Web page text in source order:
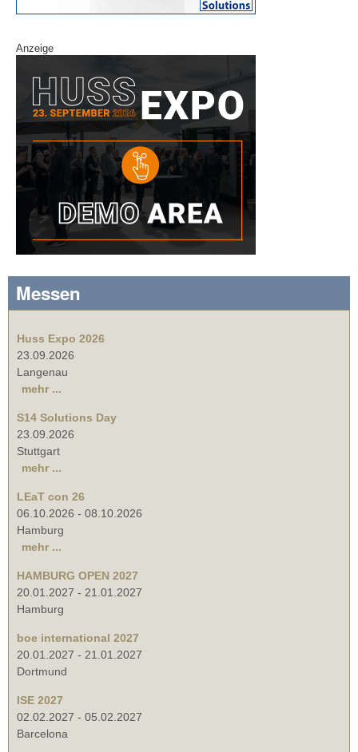
Anzeige
Messen
Huss Expo 2026
23.09.2026
Langenau
mehr ...
S14 Solutions Day
23.09.2026
Stuttgart
mehr ...
LEaT con 26
06.10.2026 - 08.10.2026
Hamburg
mehr ...
HAMBURG OPEN 2027
20.01.2027 - 21.01.2027
Hamburg
boe international 2027
20.01.2027 - 21.01.2027
Dortmund
ISE 2027
02.02.2027 - 05.02.2027
Barcelona